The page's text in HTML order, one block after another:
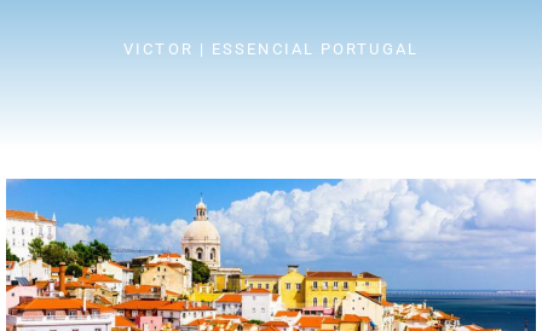
VICTOR | ESSENCIAL PORTUGAL